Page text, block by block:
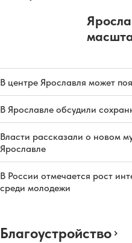
В центре Ярославля может
В Ярославле обсудили
Власти рассказали о новом
Ярославле
В России отмечается рост
среди молодежи
Благоустройство